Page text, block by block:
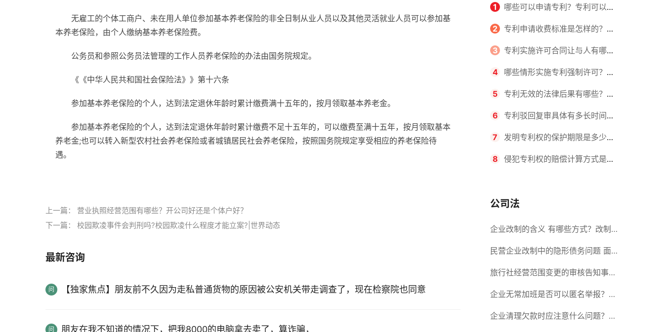
无雇工的个体工商户、未在用人单位参加基本养老保险的非全日制从业人员以及其他灵活就业人员可以参加基
本养老保险，由个人缴纳基本养老保险费。
公务员和参照公务员法管理的工作人员养老保险的办法由国务院规定。
《《中华人民共和国社会保险法》》第十六条
参加基本养老保险的个人，达到法定退休年龄时累计缴费满十五年的，按月领取基本养老金。
参加基本养老保险的个人，达到法定退休年龄时累计缴费不足十五年的，可以缴费至满十五年，按月领取基本
养老金;也可以转入新型农村社会养老保险或者城镇居民社会养老保险，按照国务院规定享受相应的养老保险待
遇。
上一篇： 营业执照经营范围有哪些？开公司好还是个体户好？
下一篇： 校园欺凌事件会判刑吗?校园欺凌什么程度才能立案?|世界动态
最新咨询
【独家焦点】朋友前不久因为走私普通货物的原因被公安机关带走调查了，现在检察院也同意
朋友在我不知道的情况下，把我8000的电脑拿去卖了，算诈骗，
1 哪些可以申请专利？专利可以同
时多个人一起申请吗？
2 专利申请收费标准是怎样的？申
请不同类型的专利所需要的钱不同
3 专利实施许可合同让与人有哪些
主要义务？专利实施许可合同与专利
许可合同有什么区别？
4 哪些情形实施专利强制许可？专
利强制许可的前提条件是什么？
5 专利无效的法律后果有哪些？专
利的无效情形有哪些？
6 专利驳回复审具体有多长时间？
哪些情况下专利申请可能被驳回？
7 发明专利权的保护期限是多少
年？非专利发明人是否有专利申请
8 侵犯专利权的赔偿计算方式是什
间？
公司法
企业改制的含义 有哪些方式？改制
后国企员工属于什么性质？
民营企业改制中的隐形债务问题 面
对隐形债务问题应该如何解决？
旅行社经营范围变更的审核告知事项
旅游业的发展现状和趋势
企业无常加班是否可以匿名举报？强
制加班公司没有加班费怎么办？
企业清理欠款时应注意什么问题？企